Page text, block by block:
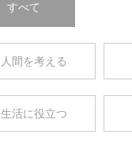
すべて
人間を考える
生活に役立つ